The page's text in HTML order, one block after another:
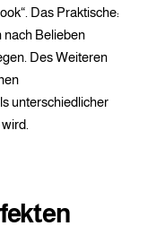
Das Praktische:
nach Belieben
Des Weiteren
unterschiedlicher